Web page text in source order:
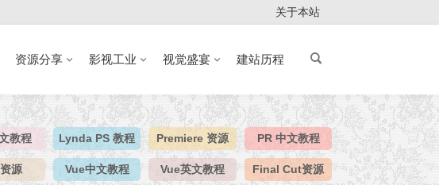
关于本站
资源分享 影视工业 视觉盛宴 建站历程
教程 Lynda PS 教程 Premiere 资源 PR 中文教程
源 Vue中文教程 Vue英文教程 Final Cut资源